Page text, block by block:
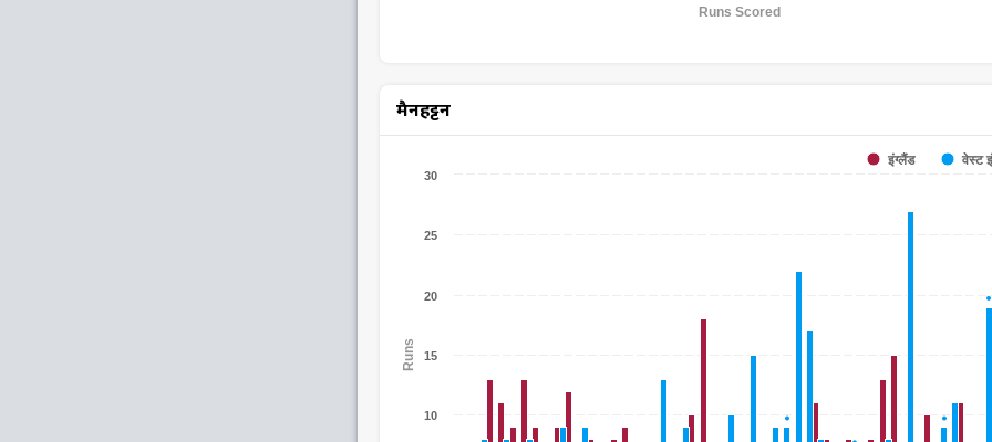
Runs Scored
मैनहट्टन
Runs
इंग्लैंड वेस्ट
10
15
20
25
30